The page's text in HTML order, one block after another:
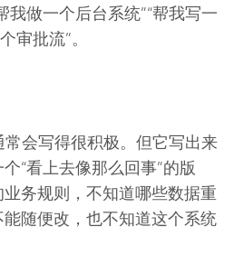
我做一个后台系统”“帮我写一
审批流”。
会写得很积极。但它写出来
“看上去像那么回事”的版
务规则，不知道哪些数据重
随便改，也不知道这个系统